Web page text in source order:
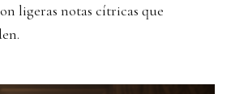
ligeras notas cítricas que